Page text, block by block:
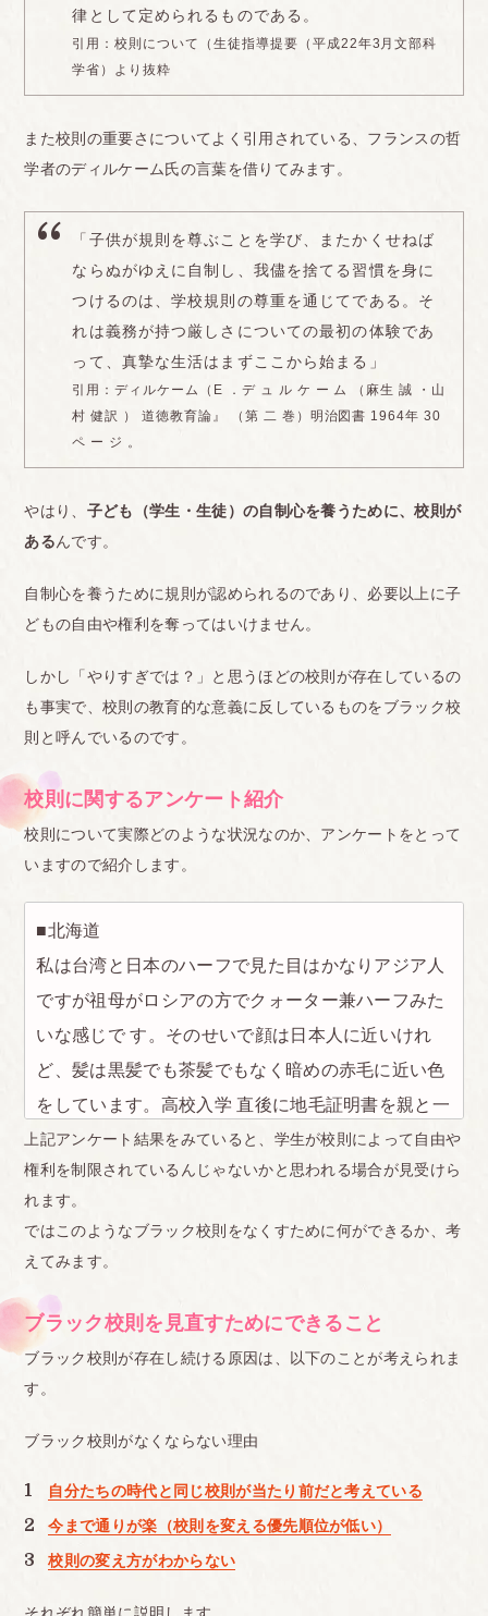
律として定められるものである。
引用：校則について（生徒指導提要（平成22年3月文部科
学省）より抜粋
また校則の重要さについてよく引用されている、フランスの哲
学者のディルケーム氏の言葉を借りてみます。
「子供が規則を尊ぶことを学び、またかくせねば
ならぬがゆえに自制し、我儘を捨てる習慣を身に
つけるのは、学校規則の尊重を通じてである。そ
れは義務が持つ厳しさについての最初の体験であ
って、真摯な生活はまずここから始まる」
引用：ディルケーム（E ．デ ュ ル ケ ー ム （麻生 誠 ・山
村 健訳 ） 道徳教育論』 （第 二 巻）明治図書 1964年 30
ペ ー ジ 。
やはり、 子ども（学生・生徒）の自制心を養うために、校則が
あるんです。
自制心を養うために規則が認められるのであり、必要以上に子
どもの自由や権利を奪ってはいけません。
しかし「やりすぎでは？」と思うほどの校則が存在しているの
も事実で、校則の教育的な意義に反しているものをブラック校
則と呼んでいるのです。
校則に関するアンケート紹介
校則について実際どのような状況なのか、アンケートをとって
いますので紹介します。
■北海道
私は台湾と日本のハーフで見た目はかなりアジア人
ですが祖母がロシアの方でクォーター兼ハーフみた
いな感じで す。そのせいで顔は日本人に近いけれ
ど、髪は黒髪でも茶髪でもなく暗めの赤毛に近い色
をしています。高校入学 直後に地毛証明書を親と一
緒に提出しましたが、入学1ヶ月後に黒に染めさせ
られました。当然根元が伸びてくる ので逆プリンみ
たいになりその都度染めさせられます。市販の黒染
めじゃ補えなくなり、美容室で染めたこともありま
スカスカです。洗う度、乾かす度に恐ろしいぐらい
毛が切 れます。同じ学年にいる明らかにハーフだと
わかる顔の子にはそんなこと強要しないのに。結
<br>
■北海道
染めてないのに何回も黒染めさせられて痛みすぎて
体育の時風が吹くだけで髪がゴワゴワになって絡ま
上記アンケート結果をみていると、学生が校則によって自由や
権利を制限されているんじゃないかと思われる場合が見受けら
れます。
ではこのようなブラック校則をなくすために何ができるか、考
えてみます。
ブラック校則を見直すためにできること
ブラック校則が存在し続ける原因は、以下のことが考えられま
す。
ブラック校則がなくならない理由
自分たちの時代と同じ校則が当たり前だと考えている
今まで通りが楽（校則を変える優先順位が低い）
校則の変え方がわからない
それぞれ簡単に説明します。